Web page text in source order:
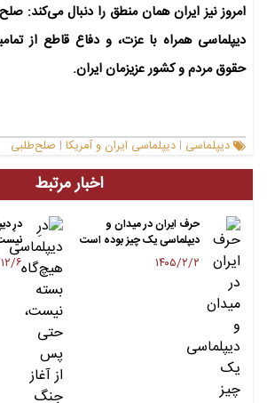
امروز نیز ایران همان منطق را دنبال می‌کند:
دیپلماسی همراه با عزت، و دفاع قاطع از
حقوق مردم و کشور عزیزمان ایران.
دیپلماسی | دیپلماسی ایران و آمریکا | صلح‌طلبی
اخبار مرتبط
حرف ایران در میدان و
دیپلماسی یک چیز بوده است
۱۴۰۵/۲/۲
درِ